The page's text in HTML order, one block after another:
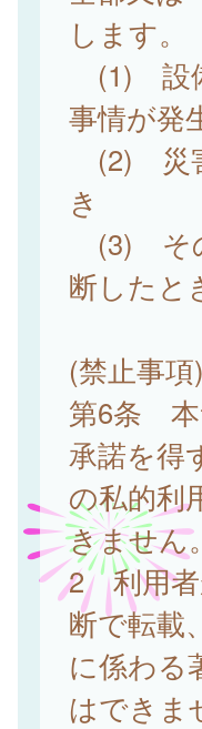
します。
(1) 設
事情が発
(2) 災
き
(3) そ
断したと
(禁止事項)
第6条 本
承諾を得
の私的利
きません。
2 利用者
断で転載
に係わる
はできま